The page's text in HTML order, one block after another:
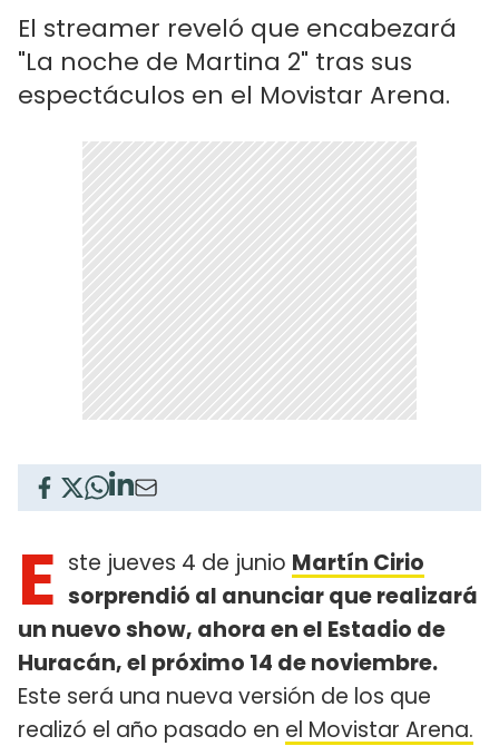
El streamer reveló que encabezará
"La noche de Martina 2" tras sus
espectáculos en el Movistar Arena.
E ste jueves 4 de junio Martín Cirio
sorprendió al anunciar que realizará
un nuevo show, ahora en el Estadio de
Huracán, el próximo 14 de noviembre.
Este será una nueva versión de los que
realizó el año pasado en el Movistar Arena.